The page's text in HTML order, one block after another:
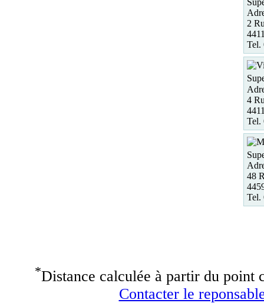
2
Tel.
4
Tel.
48
Tel.
*Distance calculée à partir du point
Contacter le